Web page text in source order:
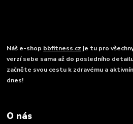
Náš e-shop bbfitness.cz je tu pro
verzí sebe sama až do posledního
začněte svou cestu k zdravému a
dnes!
O nás